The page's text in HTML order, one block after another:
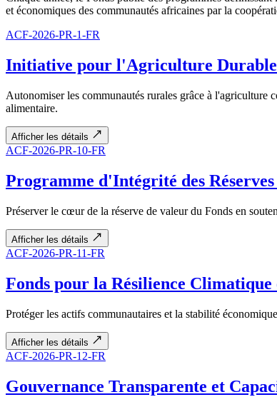
et économiques des communautés africaines par la
ACF-2026-PR-1-FR
Initiative pour l'Agriculture
Autonomiser les communautés rurales grâce à l'agriculture
alimentaire.
Afficher les détails
ACF-2026-PR-10-FR
Programme d'Intégrité des
Préserver le cœur de la réserve de valeur du Fonds en
Afficher les détails
ACF-2026-PR-11-FR
Fonds pour la Résilience
Protéger les actifs communautaires et la stabilité
Afficher les détails
ACF-2026-PR-12-FR
Gouvernance Transparente et